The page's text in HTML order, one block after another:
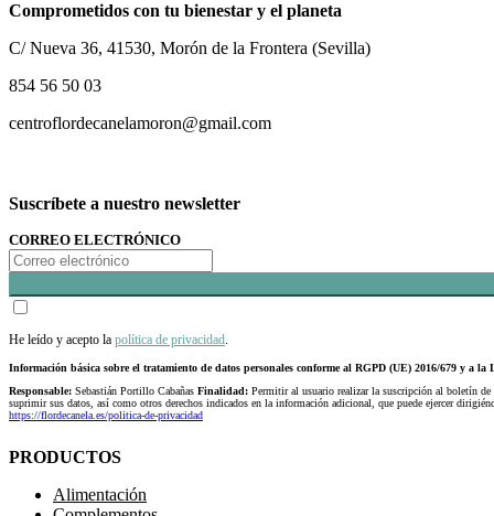
Comprometidos con tu bienestar y el planeta
C/ Nueva 36, 41530, Morón de la Frontera (Sevilla)
854 56 50 03
centroflordecanelamoron@gmail.com
Suscríbete a nuestro newsletter
CORREO ELECTRÓNICO
He leído y acepto la política de privacidad
Información básica sobre el tratamiento de datos personales conforme al RGPD (UE) 2016/679 y a la
Responsable: Sebastián Portillo Cabañas Finalidad: Permitir al usuario realizar la suscripción al boletín
suprimir sus datos, así como otros derechos indicados en la información adicional, que puede ejercer
https://flordecanela.es/politica-de-privacidad
PRODUCTOS
Alimentación